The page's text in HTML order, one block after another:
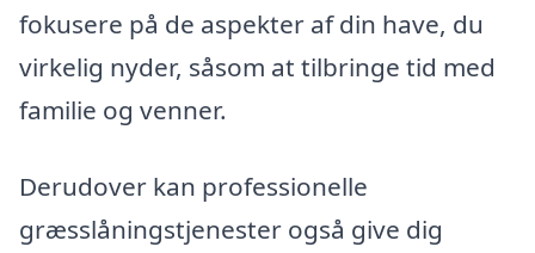
fokusere på de aspekter af din have, du
virkelig nyder, såsom at tilbringe tid med
familie og venner.
Derudover kan professionelle
græsslåningstjenester også give dig